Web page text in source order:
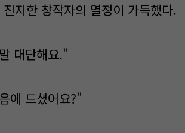
지한 창작자의 열정이 가득했다.
대단해요."
에 드셨어요?"